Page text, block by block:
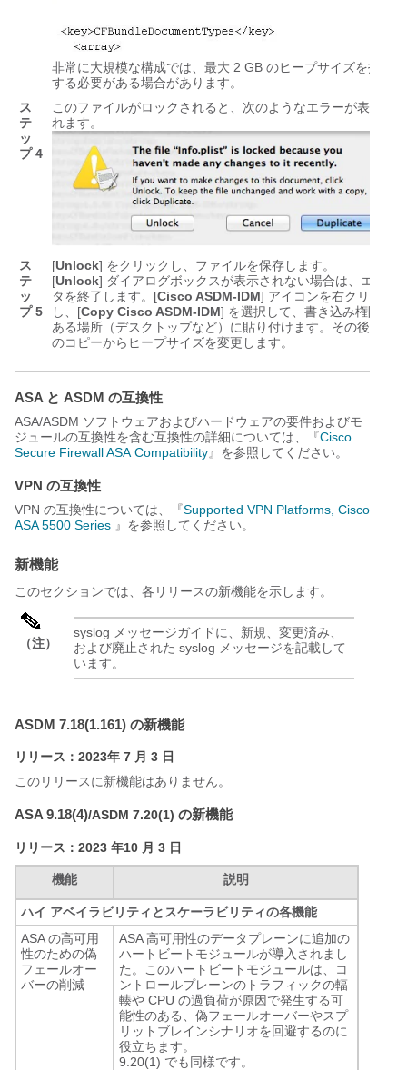
非常に大規模な構成では、最大 2 GB のヒープサイズを指定
する必要がある場合があります。
ス
テ
ッ
プ 4
このファイルがロックされると、次のようなエラーが表示さ
れます。
ス
テ
ッ
プ 5
[Unlock] をクリックし、ファイルを保存します。
[Unlock] ダイアログボックスが表示されない場合は、エディ
タを終了します。[Cisco ASDM-IDM] アイコンを右クリック
し、[Copy Cisco ASDM-IDM] を選択して、書き込み権限が
ある場所（デスクトップなど）に貼り付けます。その後、こ
のコピーからヒープサイズを変更します。
ASA と ASDM の互換性
ASA/ASDM ソフトウェアおよびハードウェアの要件およびモ
ジュールの互換性を含む互換性の詳細については、『Cisco
Secure FirewallASA Compatibility』を参照してください。
VPN の互換性
VPN の互換性については、『Supported VPN Platforms, Cisco
ASA 5500 Series 』を参照してください。
新機能
このセクションでは、各リリースの新機能を示します。
（注）
syslog メッセージガイドに、新規、変更済み、
および廃止された syslog メッセージを記載して
います。
ASDM 7.18(1.161) の新機能
リリース：2023年 7 月 3 日
このリリースに新機能はありません。
ASA 9.18(4)/ASDM 7.20(1) の新機能
リリース：2023 年10 月 3 日
機能 説明
ハイ アベイラビリティとスケーラビリティの各機能
ASA の高可用
性のための偽
フェールオー
バーの削減
ASA 高可用性のデータプレーンに追加の
ハートビートモジュールが導入されまし
た。このハートビートモジュールは、コ
ントロールプレーンのトラフィックの輻
輳や CPU の過負荷が原因で発生する可
能性のある、偽フェールオーバーやスプ
リットブレインシナリオを回避するのに
役立ちます。
9.20(1) でも同様です。